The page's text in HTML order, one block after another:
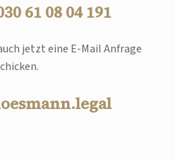
61 08 04 191
jetzt eine E-Mail Anfrage